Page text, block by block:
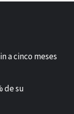
a cinco meses
de su